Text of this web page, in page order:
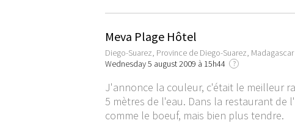
Meva Plage Hôtel
Diego-Suarez, Province de Diego-Suarez, Madagascar
Wednesday 5 august 2009 à 15h44
?
J'annonce la couleur, c'était le meilleur
5 mètres de l'eau. Dans la restaurant de
comme le boeuf, mais bien plus tendre.